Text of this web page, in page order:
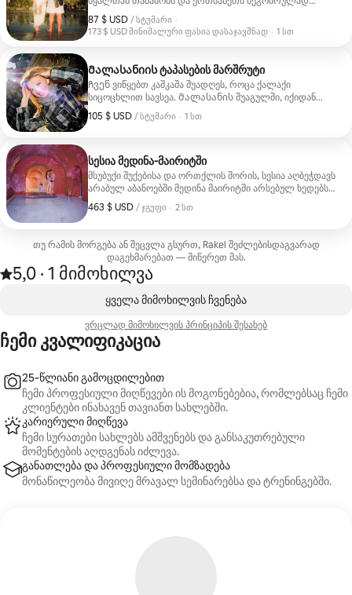
უყურებს. სიცილი და ანარეკლები სპონტანურ ფოტოებს
ქმნის.
87 $ USD / სტუმარი
87 $ USD, სტუმარზე
·
173 $ USD მინიმალური ფასია დასაჯავშნად
,
· 1 სთ
Მალასანიის ტაპასების მარშრუტი
Ჩვენ ვიწყებთ კაშკაშა შუადღეს, როცა ქალაქი
სიცოცხლით სავსეა. Მალასანის შუაგულში, იქიდან
მოვდივართ მოკირწყლულ ქუჩებში, სადაც მომხიბლავი
ბარები გელით. Თითოეულ გაჩერებაზე უკვდავყოფ
სიურპრიზი, რომელსაც ფორთოხლის ნაჭრით
მიირთმევდნენ, სიამოვნების ჟესტი იბერიულ ლორთან
ერთად ტოსტერის პირველი ნაკბენის შემდეგ. 20
ციფრული ფოტოს მიწოდება.
105 $ USD / სტუმარი
105 $ USD, სტუმარზე
, · 1 სთ
სესია მედინა-მაირიტში
მსუბუქი შუქებისა და ორთქლის შორის, სესია აღბეჭდავს
არაბულ აბანოებში მედინა მაირიტში არსებულ ხედებსა
და ჟესტებს. წყალში ანარეკლები, ჩრდილებისა და
ტექსტურების კონტრასტები ქმნის ინტიმურ და მისტიკით
აბანოების გამოყენებას ფოტოს გადაღების შემდეგ.
463 $ USD / ჯგუფი
463 $ USD, ჯგუფზე
, · 2 სთ
თუ რამის მორგება ან შეცვლა გსურთ, Rakel შეძლებისდაგვარად
დაგეხმარებათ — მიწერეთ მას.
შეფასებაა 5‑დან 5,0 ვარსკვლავი, 1 მიმოხილვის შედეგად
5,0
, · 1 მიმოხილვა
ნაჩვენებია 0‑დან 0 ერთეული
ყველა მიმოხილვის ჩვენება
ვრცლად მიმოხილვის პრინციპის შესახებ
ჩემი კვალიფიკაცია
25‑წლიანი გამოცდილებით
ჩემი პროფესიული მიღწევები ის მოგონებებია, რომლებსაც ჩემი
კლიენტები ინახავენ თავიანთ სახლებში.
კარიერული მიღწევა
ჩემი სურათები სახლებს ამშვენებს და განსაკუთრებული
მომენტების აღდგენას იძლევა.
განათლება და პროფესიული მომზადება
მონაწილეობა მივიღე მრავალ სემინარებსა და ტრენინგებში.